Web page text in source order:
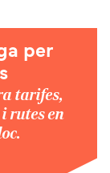
per
tarifes,
rutes en